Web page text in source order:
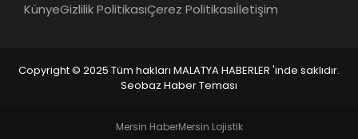
KünyeGizlilik PolitikasıÇerez Politikasıİletişim
Copyright © 2025 Tüm hakları MALATYA HABERLER 'inde saklıdır.
Seobaz Haber Teması
Mersin HaberMersin Lojistik